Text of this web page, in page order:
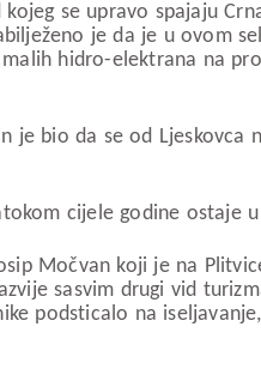
se upravo spajaju
je da je u ovom
hidro-elektrana na
je bio da se od Ljeskovca
cijele godine ostaje
Močvan koji je na
sasvim drugi vid
podsticalo na